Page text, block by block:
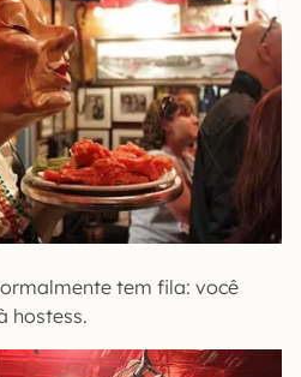
tem fila: você
hostess.